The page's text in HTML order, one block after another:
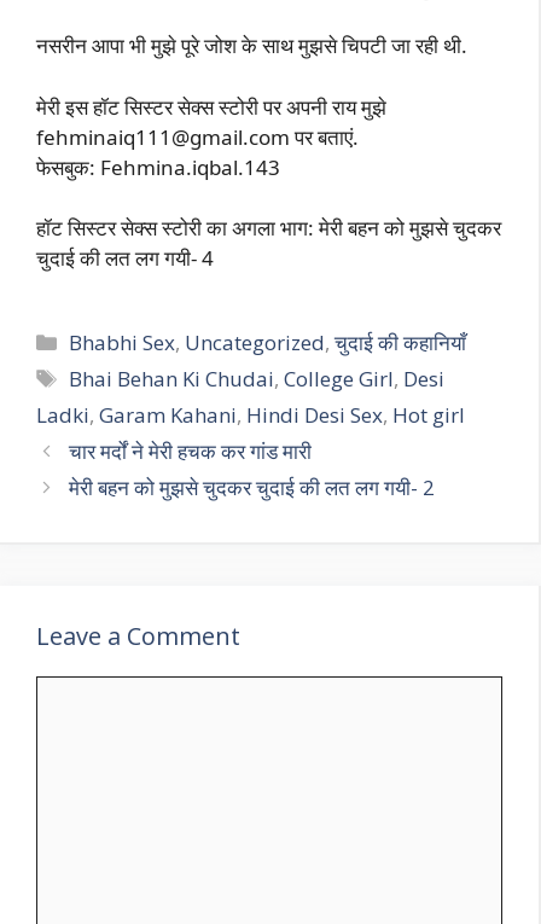
नसरीन आपा भी मुझे पूरे जोश के साथ मुझसे चिपटी जा रही थी.
मेरी इस हॉट सिस्टर सेक्स स्टोरी पर अपनी राय मुझे
fehminaiq111@gmail.comपर बताएं.
फेसबुक: Fehmina.iqbal.143
हॉट सिस्टर सेक्स स्टोरी का अगला भाग: मेरी बहन को मुझसे चुदकर
चुदाई की लत लग गयी- 4
Categories
Bhabhi Sex, Uncategorized,चुदाई की कहानियाँ
Tags
Bhai Behan Ki Chudai,College Girl, Desi
Ladki, Garam Kahani, Hindi Desi Sex, Hot girl
चार मर्दों ने मेरी हचक कर गांड मारी
मेरी बहन को मुझसे चुदकर चुदाई की लत लग गयी- 2
Leave a Comment